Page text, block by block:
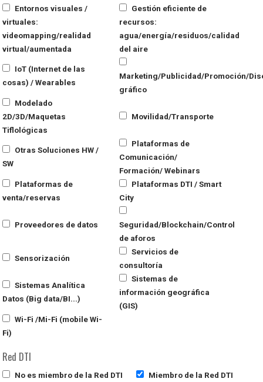
Entornos visuales /
virtuales:
videomapping/realidad
virtual/aumentada
Gestión eficiente de
recursos:
agua/energía/residuos/calidad
del aire
IoT (Internet de las
cosas) / Wearables
Marketing/Publicidad/Promoción/
gráfico
Modelado
2D/3D/Maquetas
Tiflológicas
Movilidad/Transporte
Otras Soluciones HW /
SW
Plataformas de
Comunicación/
Formación/ Webinars
Plataformas de
venta/reservas
Plataformas DTI / Smart
City
Proveedores de datos
Seguridad/Blockchain/Control
de aforos
Sensorización
Servicios de
consultoría
Sistemas Analítica
Datos (Big data/BI...)
Sistemas de
información geográfica
(GIS)
Wi-Fi /Mi-Fi (mobile Wi-
Fi)
Red DTI
No es miembro de la Red DTI Miembro de la Red DTI